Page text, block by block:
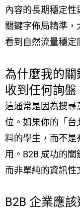
內容的長期穩定
關鍵字佈局精準，
看到自然流量穩定
為什麼我的
收到任何詢盤
這通常是因為搜尋
位。如果你的「台
料的學生，而不是
用。B2B 成功的關
而非單純的資訊性
B2B 企業應